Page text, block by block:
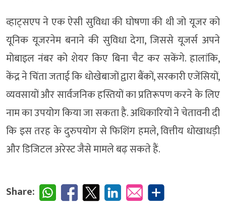
व्हाट्सएप ने एक ऐसी सुविधा की घोषणा की थी जो यूजर को
यूनिक यूजरनेम बनाने की सुविधा देगा, जिससे यूजर्स अपने
मोबाइल नंबर को शेयर किए बिना चैट कर सकेंगे. हालांकि,
केंद्र ने चिंता जताई कि धोखेबाजों द्वारा बैंकों, सरकारी एजेंसियों,
व्यवसायों और सार्वजनिक हस्तियों का प्रतिरूपण करने के लिए
नाम का उपयोग किया जा सकता है. अधिकारियों ने चेतावनी दी
कि इस तरह के दुरुपयोग से फिशिंग हमले, वित्तीय धोखाधड़ी
और डिजिटल अरेस्ट जैसे मामले बढ़ सकते हैं.
Share: